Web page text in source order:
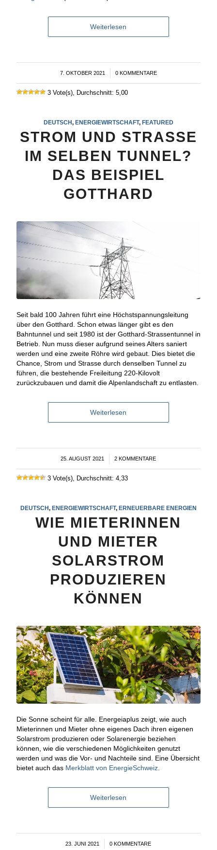
Weiterlesen
7. OKTOBER 2021
/ 0 KOMMENTARE
3 Vote(s), Durchschnitt: 5,00
DEUTSCH, ENERGIEWIRTSCHAFT, FEATURED
STROM UND STRASSE
IM SELBEN TUNNEL?
DAS BEISPIEL
GOTTHARD
Seit bald 100 Jahren führt eine Höchstspannungsleitung
über den Gotthard. Schon etwas länger gibt es den
Bahntunnel und seit 1980 ist der Gotthard-Strassentunnel in
Betrieb. Nun muss dieser aufgrund seines Alters saniert
werden und eine zweite Röhre wird gebaut. Dies bietet die
Chance, Strom und Strasse durch denselben Tunnel zu
führen, die bestehende Freileitung 220-Kilovolt
zurückzubauen und damit die Alpenlandschaft zu entlasten.
Weiterlesen
25. AUGUST 2021
/ 2 KOMMENTARE
3 Vote(s), Durchschnitt: 4,33
DEUTSCH, ENERGIEWIRTSCHAFT, ERNEUERBARE ENERGIEN
WIE MIETERINNEN
UND MIETER
SOLARSTROM
PRODUZIEREN
KÖNNEN
Die Sonne scheint für alle. Energeiaplus zeigt, wie auch
Mieterinnen und Mieter ohne eigenes Dach ihren eigenen
Solarstrom produzieren oder Solarenergie beziehen
können, wie die verschiedenen Möglichkeiten genutzt
werden und was die Vor- und Nachteile sind. Eine Übersicht
bietet auch das Merkblatt von EnergieSchweiz.
Weiterlesen
23. JUNI 2021
/ 0 KOMMENTARE